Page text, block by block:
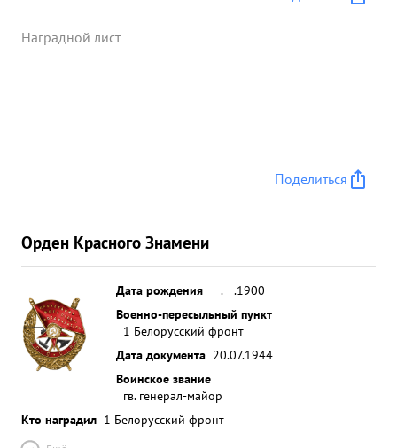
Наградной лист
Поделиться
Орден Красного Знамени
Дата рождения
__.__.1900
Военно-пересыльный пункт
1 Белорусский фронт
Дата документа 20.07.1944
Воинское звание
гв. генерал-майор
Кто наградил 1 Белорусский фронт